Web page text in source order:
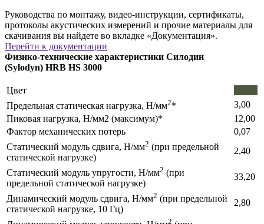
Руководства по монтажу, видео-инструкции, сертификаты,
протоколы акустических измерений и прочие материалы для
скачивания вы найдете во вкладке «Документация».
Перейти к документации
Физико-технические характеристики Силодин
(Sylodyn) HRB HS 3000
Цвет
Предельная статическая нагрузка, Н/мм2*
3,00
Пиковая нагрузка, Н/мм2 (максимум)*
12,00
Фактор механических потерь
0,07
Статический модуль сдвига, Н/мм2 (при предельной
статической нагрузке)
2,40
Статический модуль упругости, Н/мм2 (при
предельной статической нагрузке)
33,20
Динамический модуль сдвига, Н/мм2 (при предельной
статической нагрузке, 10 Гц)
2,80
2